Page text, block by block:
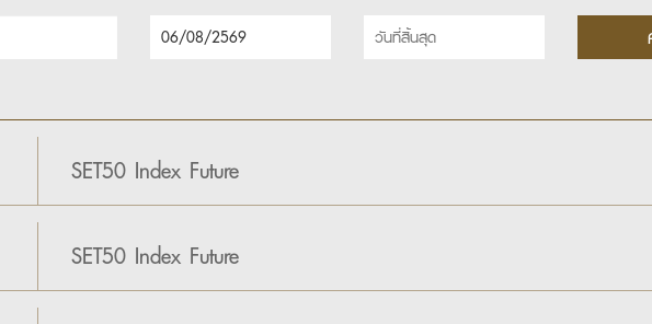
SET50 Index Future
SET50 Index Future